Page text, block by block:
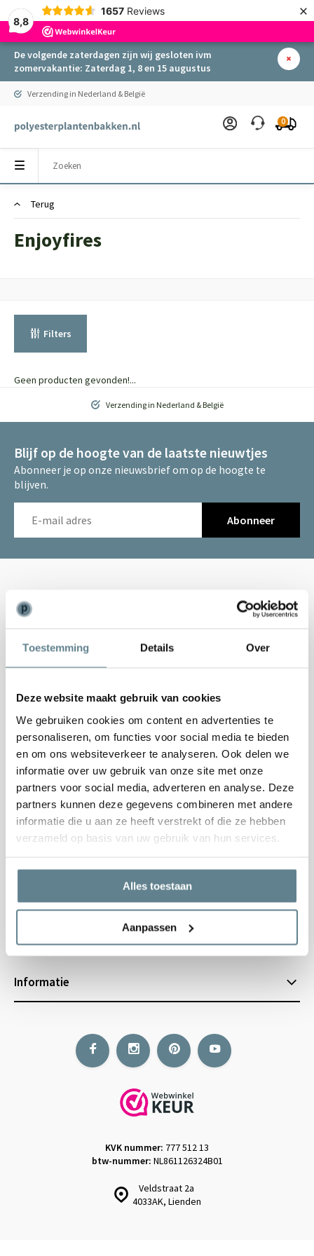
Toestemming Details Over
Deze website maakt gebruik van cookies
We gebruiken cookies om content en advertenties te
personaliseren, om functies voor social media te bieden
en om ons websiteverkeer te analyseren. Ook delen we
informatie over uw gebruik van onze site met onze
partners voor social media, adverteren en analyse. Deze
partners kunnen deze gegevens combineren met andere
informatie die u aan ze heeft verstrekt of die ze hebben
verzameld op basis van uw gebruik van hun services.
Alles toestaan
Aanpassen
8,8
1657 Reviews ×
De volgende zaterdagen zijn wij gesloten ivm
zomervakantie: Zaterdag 1, 8 en 15 augustus
Verzending in Nederland & België
0
Terug
Enjoyfires
Filters
Geen producten gevonden!...
Verzending in Nederland & België
Blijf op de hoogte van de laatste nieuwtjes
Abonneer je op onze nieuwsbrief om op de hoogte te
blijven.
Abonneer
Kunnen we je helpen?
Klantenservice:
0344-228104
info@polyesterplantenbakken.nl
WhatsApp
0344-228104
Informatie en Tips
Informatie
Veldstraat 2a
4033AK, Lienden
KVK nummer: 777 512 13
btw-nummer: NL861126324B01